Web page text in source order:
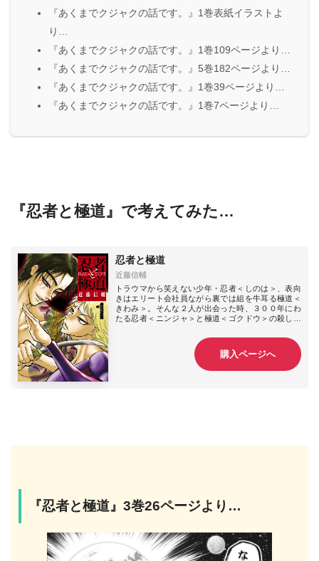
『あくまでクジャクの話です。』1巻表紙イラストよ
り…
『あくまでクジャクの話です。』1巻109ページより…
『あくまでクジャクの話です。』5巻182ページより…
『あくまでクジャクの話です。』1巻39ページより…
『あくまでクジャクの話です。』1巻7ページより…
『忍者と極道』で考えてみた…
忍者と極道
近藤信輔
トラウマから笑えない少年・忍者＜しのは＞、表向
きはエリート会社員ながら裏では組を牛耳る極道＜
きわみ＞。そんな２人が出会った時、３００年にわ
たる忍者＜ニンジャ＞と極道＜ゴクドウ＞の殺し合
情熱と哀切に彩られた命のやり取り。決めようか…
忍者と極道、どちらが生きるかくたばるか！
購入ページへ
『忍者と極道』3巻26ページより…